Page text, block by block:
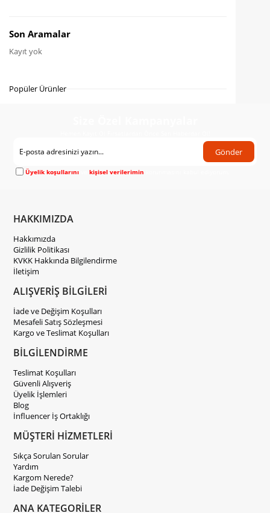
İndirimli Ürün
Fiyat Düşünce Haber Ver
Gönder
Üyelik koşullarını vekişisel verilerimin
HAKKIMIZDA
Hakkımızda
Gizlilik Politikası
KVKK Hakkında Bilgilendirme
İletişim
ALIŞVERİŞ BİLGİLERİ
İade ve Değişim Koşulları
Mesafeli Satış Sözleşmesi
Kargo ve Teslimat Koşulları
BİLGİLENDİRME
Teslimat Koşulları
Güvenli Alışveriş
Üyelik İşlemleri
Blog
İnfluencer İş Ortaklığı
MÜŞTERİ HİZMETLERİ
Sıkça Sorulan Sorular
Yardım
Kargom Nerede?
İade Değişim Talebi
ANA KATEGORİLER
Son Aramalar
Kayıt yok
Popüler Ürünler